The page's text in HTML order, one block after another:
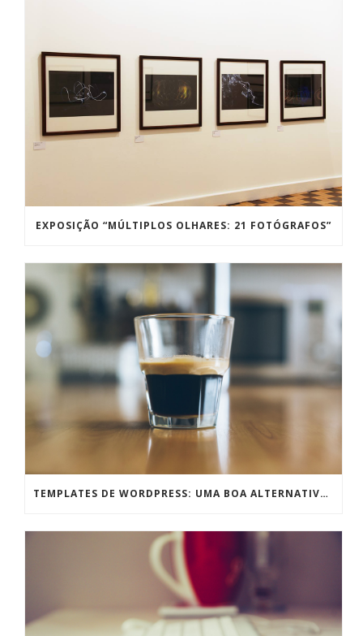
EXPOSIÇÃO “MÚLTIPLOS OLHARES: 21 FOTÓGRAFOS”
TEMPLATES DE WORDPRESS: UMA BOA ALTERNATIVA PRA TEMPOS DE CRISE